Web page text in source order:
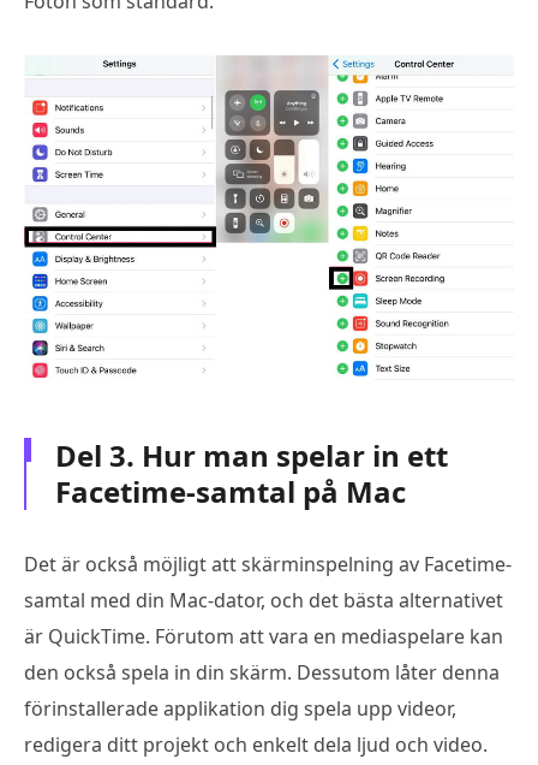
Del 3. Hur man spelar in ett
Facetime-samtal på Mac
Det är också möjligt att skärminspelning av Facetime-
samtal med din Mac-dator, och det bästa alternativet
är QuickTime. Förutom att vara en mediaspelare kan
den också spela in din skärm. Dessutom låter denna
förinstallerade applikation dig spela upp videor,
redigera ditt projekt och enkelt dela ljud och video.